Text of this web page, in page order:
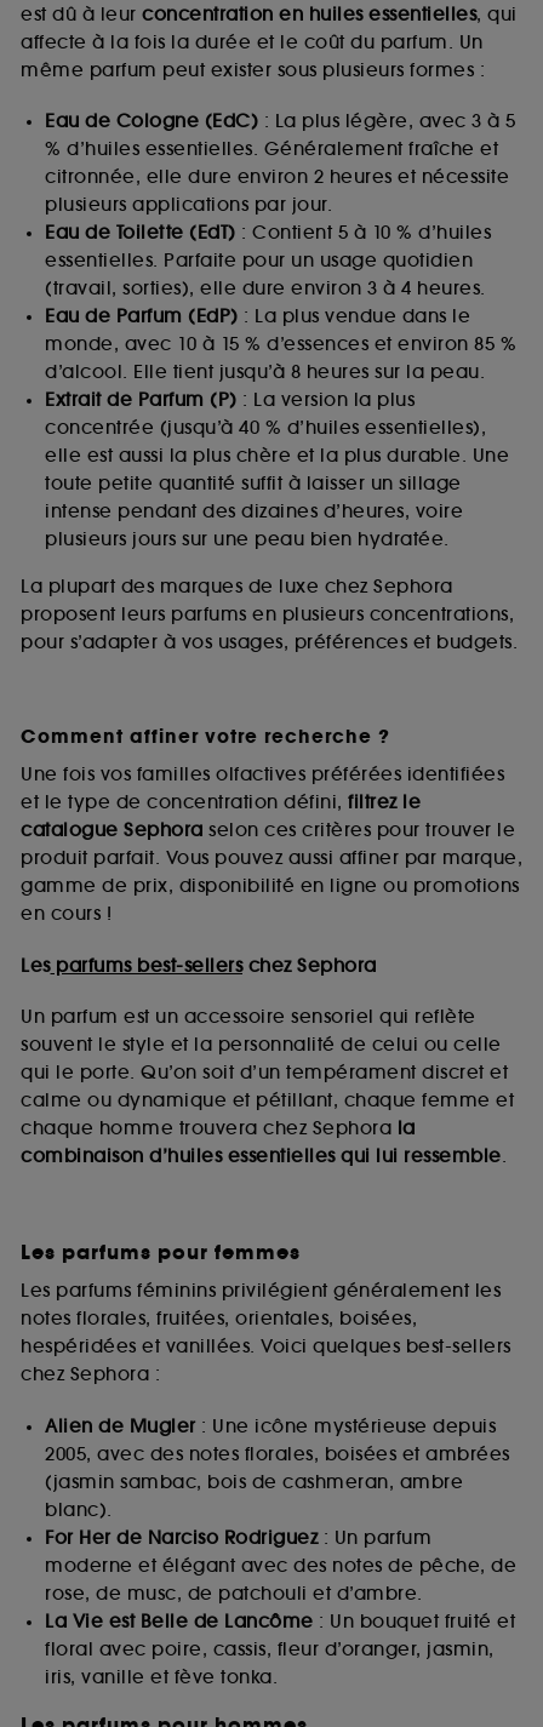
est dû à leur concentration en huiles essentielles, qui
affecte à la fois la durée et le coût du parfum. Un
même parfum peut exister sous plusieurs formes :
Eau de Cologne (EdC) : La plus légère, avec 3 à 5
% d’huiles essentielles. Généralement fraîche et
citronnée, elle dure environ 2 heures et nécessite
plusieurs applications par jour.
Eau de Toilette (EdT) : Contient 5 à 10 % d’huiles
essentielles. Parfaite pour un usage quotidien
(travail, sorties), elle dure environ 3 à 4 heures.
Eau de Parfum (EdP) : La plus vendue dans le
monde, avec 10 à 15 % d’essences et environ 85 %
d’alcool. Elle tient jusqu’à 8 heures sur la peau.
Extrait de Parfum (P) : La version la plus
concentrée (jusqu’à 40 % d’huiles essentielles),
elle est aussi la plus chère et la plus durable. Une
toute petite quantité suffit à laisser un sillage
intense pendant des dizaines d’heures, voire
plusieurs jours sur une peau bien hydratée.
La plupart des marques de luxe chez Sephora
proposent leurs parfums en plusieurs concentrations,
pour s’adapter à vos usages, préférences et budgets.
Comment affiner votre recherche ?
Une fois vos familles olfactives préférées identifiées
et le type de concentration défini, filtrez le
catalogue Sephora selon ces critères pour trouver le
produit parfait. Vous pouvez aussi affiner par marque,
gamme de prix, disponibilité en ligne ou promotions
en cours !
Lesparfums best-sellerschez Sephora
Un parfum est un accessoire sensoriel qui reflète
souvent le style et la personnalité de celui ou celle
qui le porte. Qu’on soit d’un tempérament discret et
calme ou dynamique et pétillant, chaque femme et
chaque homme trouvera chez Sephora la
combinaison d’huiles essentielles qui lui ressemble.
Les parfums pour femmes
Les parfums féminins privilégient généralement les
notes florales, fruitées, orientales, boisées,
hespéridées et vanillées. Voici quelques best-sellers
chez Sephora :
Alien de Mugler: Une icône mystérieuse depuis
2005, avec des notes florales, boisées et ambrées
(jasmin sambac, bois de cashmeran, ambre
blanc).
For Her de Narciso Rodriguez: Un parfum
moderne et élégant avec des notes de pêche, de
rose, de musc, de patchouli et d’ambre.
La Vie est Belle de Lancôme : Un bouquet fruité et
floral avec poire, cassis, fleur d’oranger, jasmin,
iris, vanille et fève tonka.